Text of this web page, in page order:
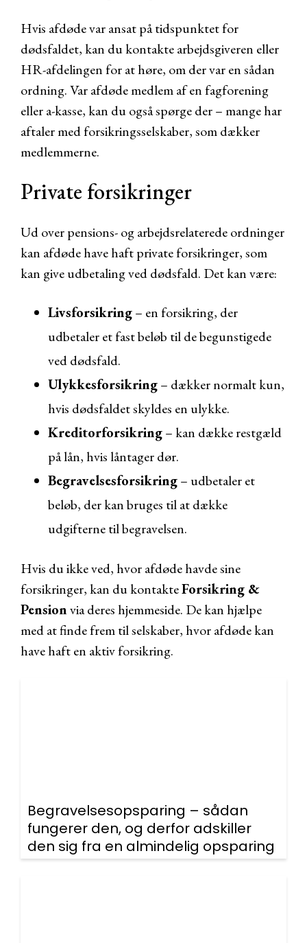
Hvis afdøde var ansat på tidspunktet for
dødsfaldet, kan du kontakte arbejdsgiveren eller
HR-afdelingen for at høre, om der var en sådan
ordning. Var afdøde medlem af en fagforening
eller a-kasse, kan du også spørge der – mange har
aftaler med forsikringsselskaber, som dækker
medlemmerne.
Private forsikringer
Ud over pensions- og arbejdsrelaterede ordninger
kan afdøde have haft private forsikringer, som
kan give udbetaling ved dødsfald. Det kan være:
Livsforsikring– en forsikring, der
udbetaler et fast beløb til de begunstigede
ved dødsfald.
Ulykkesforsikring– dækker normalt kun,
hvis dødsfaldet skyldes en ulykke.
Kreditorforsikring– kan dække restgæld
på lån, hvis låntager dør.
Begravelsesforsikring– udbetaler et
beløb, der kan bruges til at dække
udgifterne til begravelsen.
Hvis du ikke ved, hvor afdøde havde sine
forsikringer, kan du kontakteForsikring &
Pensionvia deres hjemmeside. De kan hjælpe
med at finde frem til selskaber, hvor afdøde kan
have haft en aktiv forsikring.
Begravelsesopsparing – sådan
fungerer den, og derfor adskiller
den sig fra en almindelig opsparing